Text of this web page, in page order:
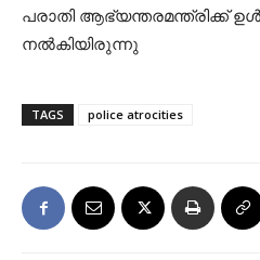
പരാതി ആഭ്യന്തരമന്ത്രിക്ക്
നൽകിയിരുന്നു
TAGS police atrocities